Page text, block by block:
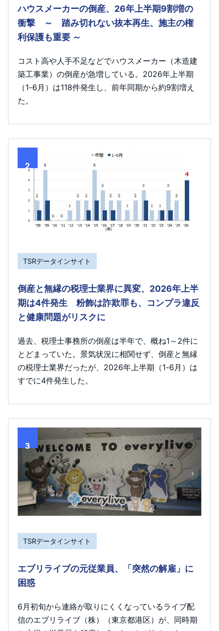
ハウスメーカーの倒産、26年上半期9割増の
衝撃 ～ 踏み切れない抜本再生、施主の権
利保護も重要 ～
コスト高や人手不足などでハウスメーカー（木造建
築工事業）の倒産が急増している。2026年上半期
（1-6月）は118件発生し、前年同期から約9割増え
た。
2
TSRデータインサイト
倒産と無縁の税理士業界に異変、2026年上半
期は4件発生 粉飾は詐欺罪も、コンプラ違反
と健康問題がリスクに
過去、税理士事務所の倒産は半年で、概ね1～2件に
とどまっていた。景気状況に相関せず、倒産と無縁
の税理士業界だったが、2026年上半期（1-6月）は
すでに4件発生した。
3
TSRデータインサイト
エブリライブの元従業員、「突然の解雇」に
困惑
6月初旬から連絡が取りにくくなっているライブ配
信のエブリライブ（株）（東京都港区）が、同時期